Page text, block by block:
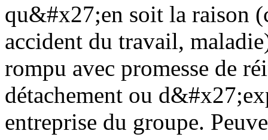
qu&#x27;en soit la raison
accident du travail,
rompu avec promesse de
détachement ou
entreprise du groupe.